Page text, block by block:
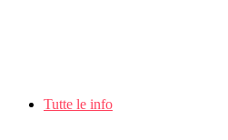
Tutte le info